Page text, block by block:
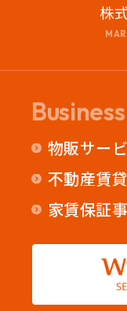
株
Business
物販サー
不動産賃
家賃保証